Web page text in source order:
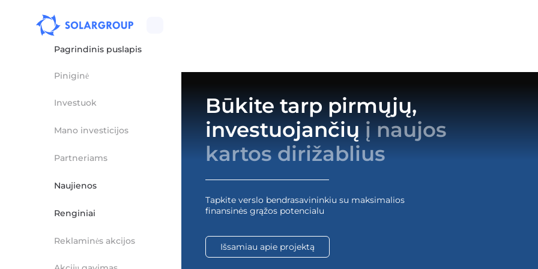
Pagrindinis puslapis
Piniginė
Investuok
Mano investicijos
Partneriams
Naujienos
Renginiai
Reklaminės akcijos
Būkite tarp pirmųjų,
investuojančiųį naujos
kartos dirižablius
Tapkite verslo bendrasavininkiu su maksimalios
finansinės grąžos potencialu
Išsamiau apie projektą